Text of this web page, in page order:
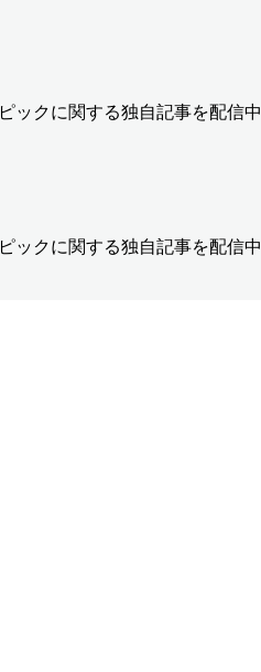
ックに関する独自記事を配信中
ックに関する独自記事を配信中